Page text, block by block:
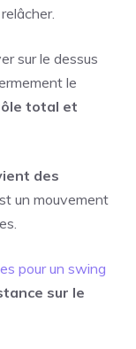
sur le dessus
le
total et
des
un mouvement
pour un swing
sur le